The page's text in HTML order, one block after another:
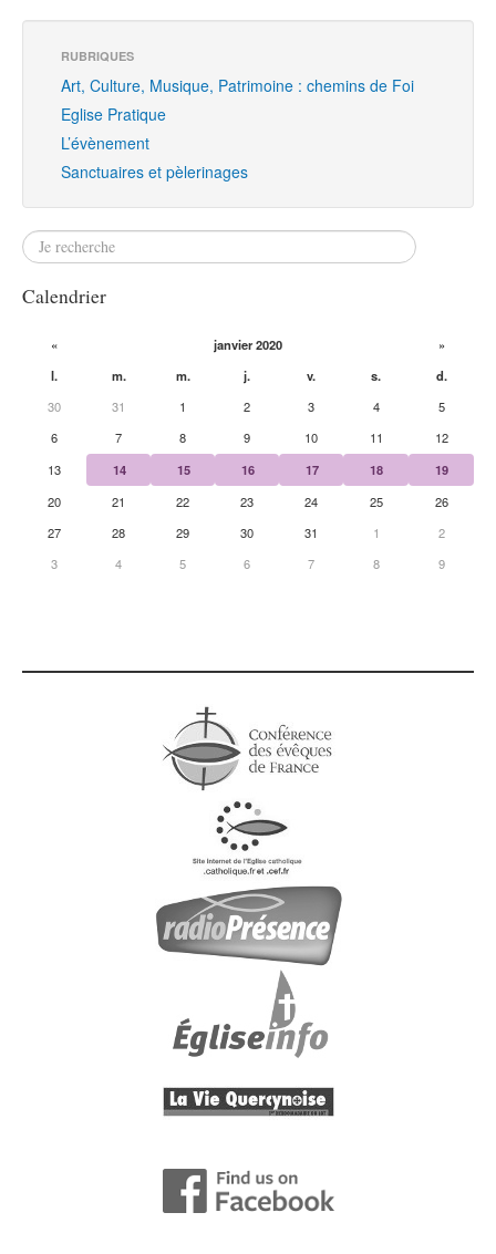
RUBRIQUES
Art, Culture, Musique, Patrimoine : chemins de Foi
Eglise Pratique
L’évènement
Sanctuaires et pèlerinages
Calendrier
« janvier 2020
»
l.
m. m. j. v. s.
d.
30
31 1 2 3 4
5
6
7 8 9 10 11
12
13
14 15 16 17 18
19
20
21 22 23 24 25
26
27
28 29 30 31 1
2
3
4 5 6 7 8 9